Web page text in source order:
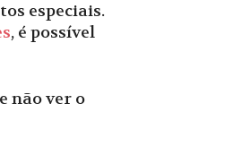
especiais.
, é possível
não ver o